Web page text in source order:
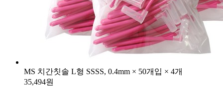
MS 치간칫솔 L형 SSSS, 0.4mm × 50개입 × 4개
35,494원